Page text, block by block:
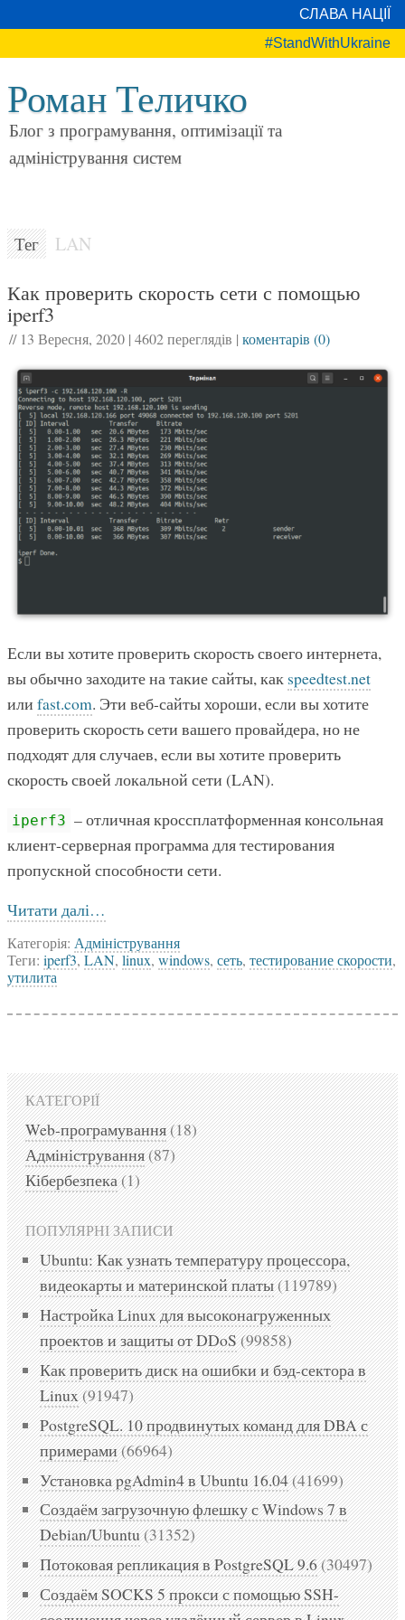
СЛАВА НАЦІЇ
#StandWithUkraine
Роман Теличко
Блог з програмування, оптимізації та
адміністрування систем
Тег LAN
Как проверить скорость сети с помощью
iperf3
// 13 Вересня, 2020| 4602 переглядів | коментарів (0)
Если вы хотите проверить скорость своего интернета,
вы обычно заходите на такие сайты, как speedtest.net
или fast.com. Эти веб-сайты хороши, если вы хотите
проверить скорость сети вашего провайдера, но не
подходят для случаев, если вы хотите проверить
скорость своей локальной сети (LAN).
iperf3 – отличная кроссплатформенная консольная
клиент-серверная программа для тестирования
пропускной способности сети.
Читати далі…
Категорія: Адміністрування
Теги: iperf3,LAN,linux,windows, сеть, тестирование скорости,
утилита
КАТЕГОРІЇ
Web-програмування(18)
Адміністрування(87)
Кібербезпека(1)
ПОПУЛЯРНІ ЗАПИСИ
Ubuntu: Как узнать температуру процессора,
видеокарты и материнской платы(119789)
Настройка Linux для высоконагруженных
проектов и защиты от DDoS(99858)
Как проверить диск на ошибки и бэд-сектора в
Linux(91947)
PostgreSQL. 10 продвинутых команд для DBA с
примерами(66964)
Установка pgAdmin4 в Ubuntu 16.04(41699)
Создаём загрузочную флешку с Windows 7 в
Debian/Ubuntu(31352)
Потоковая репликация в PostgreSQL 9.6(30497)
Создаём SOCKS 5 прокси с помощью SSH-